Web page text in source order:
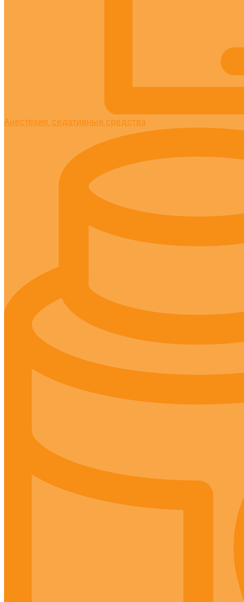
Анестезия, седативные средства